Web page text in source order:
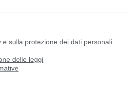
e sulla protezione dei dati personali
delle leggi